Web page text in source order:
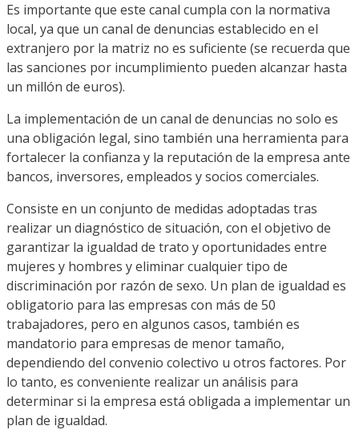
Es importante que este canal cumpla con la normativa
local, ya que un canal de denuncias establecido en el
extranjero por la matriz no es suficiente (se recuerda que
las sanciones por incumplimiento pueden alcanzar hasta
un millón de euros).
La implementación de un canal de denuncias no solo es
una obligación legal, sino también una herramienta para
fortalecer la confianza y la reputación de la empresa ante
bancos, inversores, empleados y socios comerciales.
Consiste en un conjunto de medidas adoptadas tras
realizar un diagnóstico de situación, con el objetivo de
garantizar la igualdad de trato y oportunidades entre
mujeres y hombres y eliminar cualquier tipo de
discriminación por razón de sexo. Un plan de igualdad es
obligatorio para las empresas con más de 50
trabajadores, pero en algunos casos, también es
mandatorio para empresas de menor tamaño,
dependiendo del convenio colectivo u otros factores. Por
lo tanto, es conveniente realizar un análisis para
determinar si la empresa está obligada a implementar un
plan de igualdad.